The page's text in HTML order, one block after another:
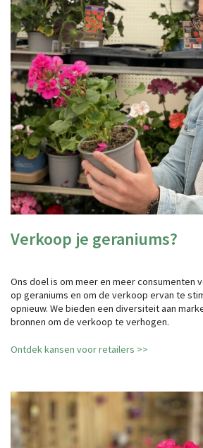
Verkoop je geraniums?
Ons doel is om meer en meer consumenten
op geraniums en om de verkoop ervan te
opnieuw. We bieden een diversiteit aan
bronnen om de verkoop te verhogen.
Ontdek kansen voor retailers >>